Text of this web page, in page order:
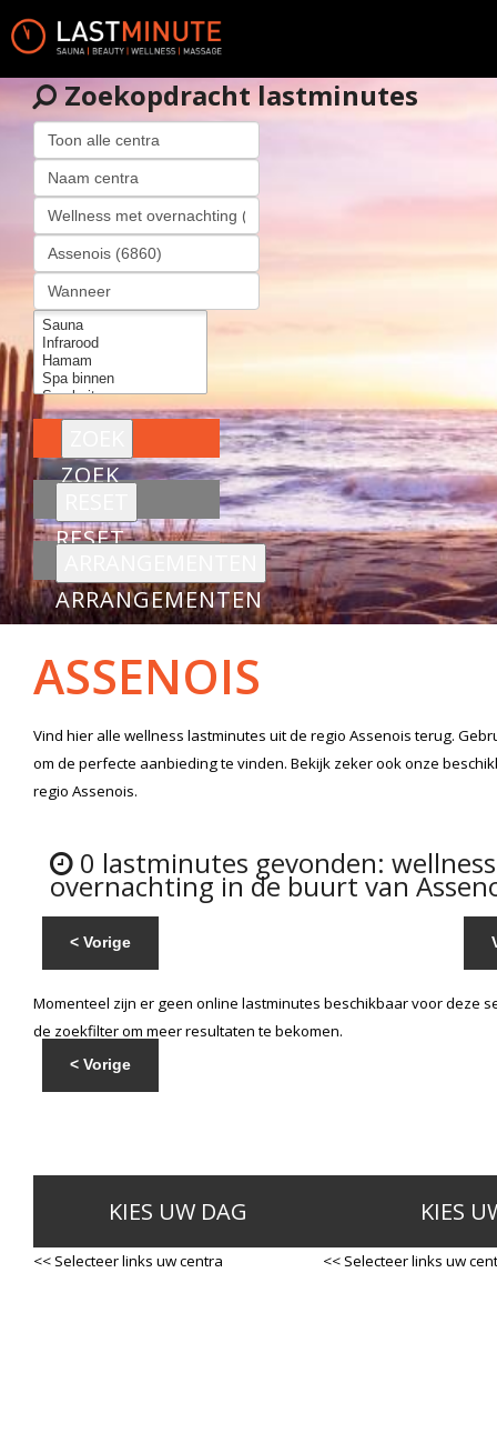
Zoekopdracht lastminutes
ZOEK
RESET
ARRANGEMENTEN
ASSENOIS
Vind hier alle wellness lastminutes uit de regio Assenoisterug.
om de perfecte aanbieding te vinden. Bekijk zeker ook onze
regio Assenois.
0 lastminutes gevonden:
overnachting in de buurt van
< Vorige
Momenteel zijn er geen online lastminutes beschikbaar voor deze
de zoekfilter om meer resultaten te bekomen.
< Vorige
KIES UW DAG
<< Selecteer links uw centra
KIES
<< Selecteer links uw